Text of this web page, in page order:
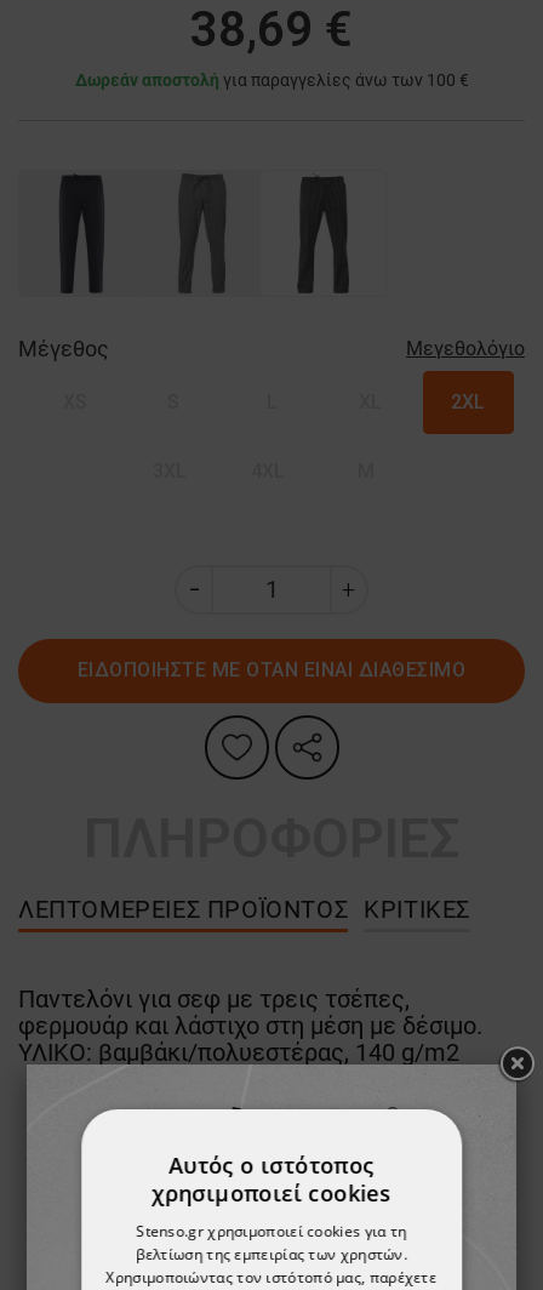
38,69 €
Δωρεάν αποστολή για παραγγελίες άνω των 100 €
Μέγεθος Μεγεθολόγιο
2XL
ΕΙΔΟΠΟΙΗΣΤΕ ΜΕ ΟΤΑΝ ΕΙΝΑΙ ΔΙΑΘΕΣΙΜΟ
ΛΕΠΤΟΜΈΡΕΙΕΣ ΠΡΟΪΌΝΤΟΣ ΚΡΙΤΙΚΈΣ
Παντελόνι για σεφ με τρεις τσέπες,
φερμουάρ και λάστιχο στη μέση με δέσιμο.
ΥΛΙΚΟ: βαμβάκι/πολυεστέρας, 140 g/m2
Αυτός ο ιστότοπος
χρησιμοποιεί cookies
Stenso.gr χρησιμοποιεί cookies για τη
βελτίωση της εμπειρίας των χρηστών.
Χρησιμοποιώντας τον ιστότοπό μας, παρέχετε